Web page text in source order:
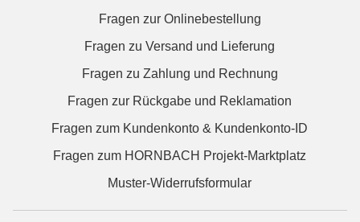
Fragen zur Onlinebestellung
Fragen zu Versand und Lieferung
Fragen zu Zahlung und Rechnung
Fragen zur Rückgabe und Reklamation
Fragen zum Kundenkonto & Kundenkonto-ID
Fragen zum HORNBACH Projekt-Marktplatz
Muster-Widerrufsformular